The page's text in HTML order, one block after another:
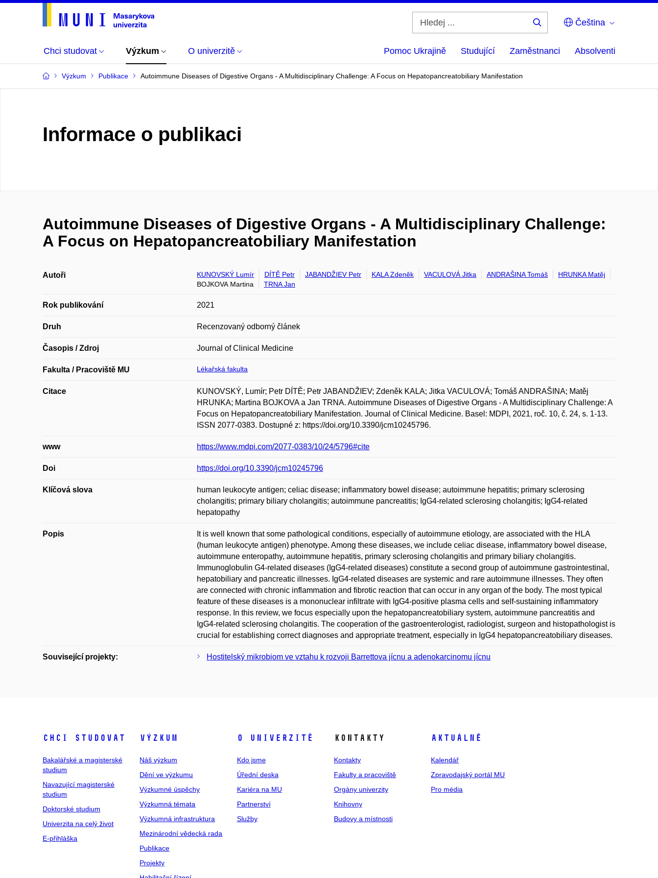
Čeština
Chci studovat Výzkum O univerzitě Pomoc Ukrajině Studující Zaměstnanci Absolventi
Výzkum Publikace Autoimmune Diseases of Digestive Organs - A Multidisciplinary Challenge: A Focus on Hepatopancreatobiliary Manifestation
Informace o publikaci
Autoimmune Diseases of Digestive Organs - A Multidisciplinary Challenge:
A Focus on Hepatopancreatobiliary Manifestation
Autoři KUNOVSKÝ Lumír DÍTĚ Petr JABANDŽIEV Petr KALA Zdeněk VACULOVÁ Jitka ANDRAŠINA Tomáš
HRUNKA Matěj
BOJKOVA Martina
TRNA Jan
Rok publikování 2021
Druh Recenzovaný odborný článek
Časopis / Zdroj Journal of Clinical Medicine
Fakulta / Pracoviště MU Lékařská fakulta
Citace
KUNOVSKÝ, Lumír; Petr DÍTĚ; Petr JABANDŽIEV; Zdeněk KALA; Jitka VACULOVÁ; Tomáš ANDRAŠINA; Matěj
HRUNKA; Martina BOJKOVA a Jan TRNA. Autoimmune Diseases of Digestive Organs - A Multidisciplinary Challenge: A
Focus on Hepatopancreatobiliary Manifestation. Journal of Clinical Medicine. Basel: MDPI, 2021, roč. 10, č. 24, s. 1-13.
ISSN 2077-0383. Dostupné z: https://doi.org/10.3390/jcm10245796.
www https://www.mdpi.com/2077-0383/10/24/5796#cite
Doi https://doi.org/10.3390/jcm10245796
Klíčová slova
human leukocyte antigen; celiac disease; inflammatory bowel disease; autoimmune hepatitis; primary sclerosing
cholangitis; primary biliary cholangitis; autoimmune pancreatitis; IgG4-related sclerosing cholangitis; IgG4-related
hepatopathy
Popis
It is well known that some pathological conditions, especially of autoimmune etiology, are associated with the HLA
(human leukocyte antigen) phenotype. Among these diseases, we include celiac disease, inflammatory bowel disease,
autoimmune enteropathy, autoimmune hepatitis, primary sclerosing cholangitis and primary biliary cholangitis.
Immunoglobulin G4-related diseases (IgG4-related diseases) constitute a second group of autoimmune gastrointestinal,
hepatobiliary and pancreatic illnesses. IgG4-related diseases are systemic and rare autoimmune illnesses. They often
are connected with chronic inflammation and fibrotic reaction that can occur in any organ of the body. The most typical
feature of these diseases is a mononuclear infiltrate with IgG4-positive plasma cells and self-sustaining inflammatory
response. In this review, we focus especially upon the hepatopancreatobiliary system, autoimmune pancreatitis and
IgG4-related sclerosing cholangitis. The cooperation of the gastroenterologist, radiologist, surgeon and histopathologist is
crucial for establishing correct diagnoses and appropriate treatment, especially in IgG4 hepatopancreatobiliary diseases.
Související projekty: Hostitelský mikrobiom ve vztahu k rozvoji Barrettova jícnu a adenokarcinomu jícnu
Chci studovat
Bakalářské a magisterské
studium
Navazující magisterské
studium
Doktorské studium
Univerzita na celý život
E-přihláška
Výzkum
Náš výzkum
Dění ve výzkumu
Výzkumné úspěchy
Výzkumná témata
Výzkumná infrastruktura
Mezinárodní vědecká rada
Publikace
Projekty
O univerzitě
Kdo jsme
Úřední deska
Kariéra na MU
Partnerství
Služby
Kontakty
Kontakty
Fakulty a pracoviště
Orgány univerzity
Knihovny
Budovy a místnosti
Aktuálně
Kalendář
Zpravodajský portál MU
Pro média